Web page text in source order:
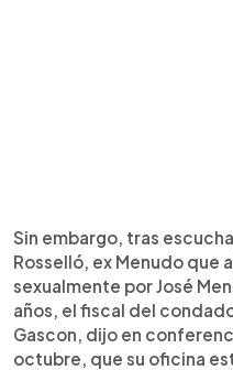
Sin embargo, tras
Rosselló, ex Menudo que
sexualmente por José
años, el fiscal del
Gascon, dijo en
octubre, que su oficina